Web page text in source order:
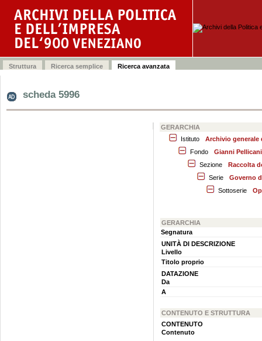
scheda 5996
GERARCHIA
Istituto
Archivio generale
Fondo
Gianni Pellicani
Sezione
Raccolta
Serie
Governo
Sottoserie
GERARCHIA
Segnatura
UNITÀ DI DESCRIZIONE
Livello
Titolo proprio
DATAZIONE
Da
A
CONTENUTO E STRUTTURA
CONTENUTO
Contenuto